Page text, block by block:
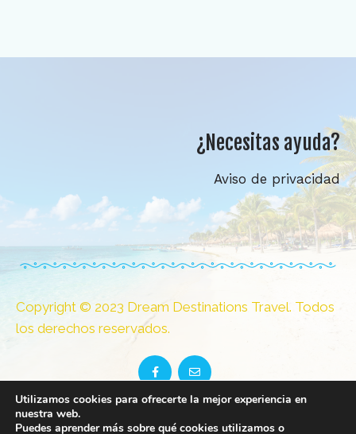
¿Necesitas ayuda?
Aviso de privacidad
Copyright © 2023 Dream Destinations Travel. Todos
los derechos reservados.
Utilizamos cookies para ofrecerte la mejor experiencia en
nuestra web.
Puedes aprender más sobre qué cookies utilizamos o
Error